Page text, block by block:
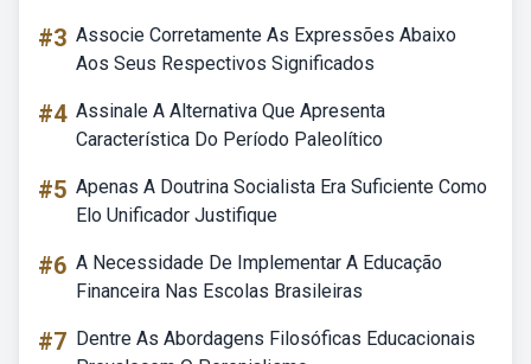
#3 Associe Corretamente As Expressões Abaixo
Aos Seus Respectivos Significados
#4 Assinale A Alternativa Que Apresenta
Característica Do Período Paleolítico
#5 Apenas A Doutrina Socialista Era Suficiente Como
Elo Unificador Justifique
#6 A Necessidade De Implementar A Educação
Financeira Nas Escolas Brasileiras
#7 Dentre As Abordagens Filosóficas Educacionais